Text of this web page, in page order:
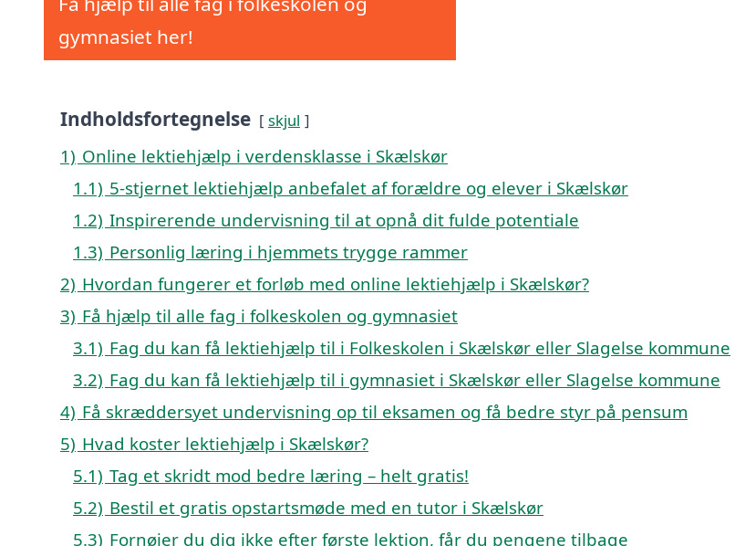
gymnasiet her!
Indholdsfortegnelse skjul
1) Online lektiehjælp i verdensklasse i Skælskør
1.1) 5-stjernet lektiehjælp anbefalet af forældre og elever i Skælskør
1.2) Inspirerende undervisning til at opnå dit fulde potentiale
1.3) Personlig læring i hjemmets trygge rammer
2) Hvordan fungerer et forløb med online lektiehjælp i Skælskør?
3) Få hjælp til alle fag i folkeskolen og gymnasiet
3.1) Fag du kan få lektiehjælp til i Folkeskolen i Skælskør eller Slagelse kommune
3.2) Fag du kan få lektiehjælp til i gymnasiet i Skælskør eller Slagelse kommune
4) Få skræddersyet undervisning op til eksamen og få bedre styr på pensum
5) Hvad koster lektiehjælp i Skælskør?
5.1) Tag et skridt mod bedre læring – helt gratis!
5.2) Bestil et gratis opstartsmøde med en tutor i Skælskør
5.3) Fornøjer du dig ikke efter første lektion, får du pengene tilbage